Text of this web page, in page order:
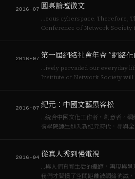
2016-07 圓桌論壇徵文
…eous cyberspace. Therefore, The First Annual
Conference of Network Society
2016-07 第一屆網絡社會年會 ”網絡化
…ively pervaded our everyday
Institute of Network Society will
2016-07 紀元：中國文藝黑客松
…統合中國文化工作者，創意者，
術學院師生進入新紀元時代，參與
劃七次[[黑客松]]。…
2016-04 從真人秀到慢電視
…與人們真實生活的差距，再現與呈
我們才習慣了空間距離被網絡消滅